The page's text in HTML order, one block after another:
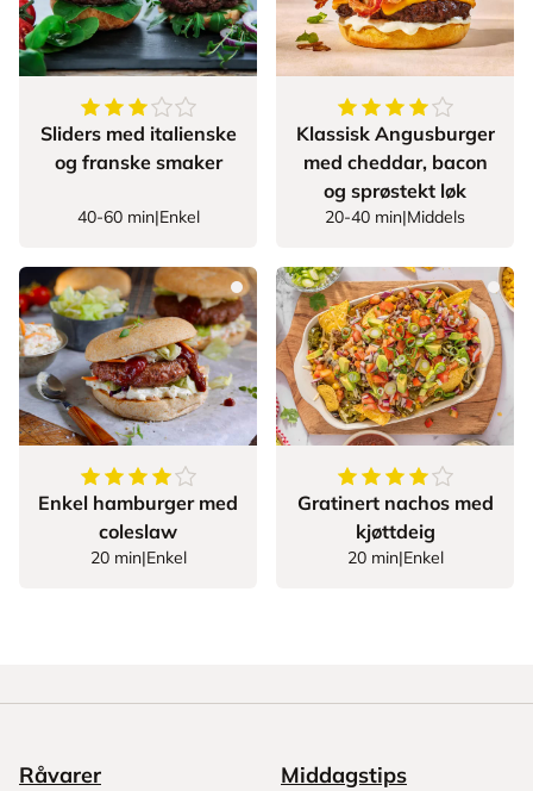
3.625av5stjerner
Sliders med italienske
og franske smaker
40-60 min|Enkel
4.5av5 stjerner
Klassisk Angusburger
med cheddar, bacon
og sprøstekt løk
20-40 min|Middels
4.357142857142857
stjerner
Enkel hamburger med
coleslaw
20 min|Enkel
4.305555555555555
Gratinert nachos med
kjøttdeig
20 min|Enkel
Råvarer Middagstips